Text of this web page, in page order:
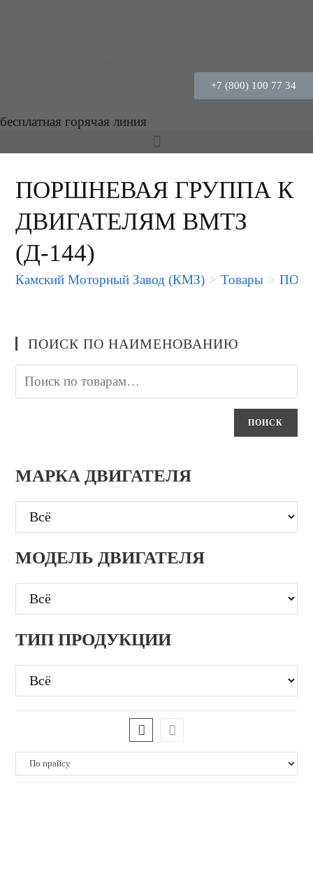
+7 (800) 100 77 34
бесплатная горячая линия
ПОРШНЕВАЯ ГРУППА К
ДВИГАТЕЛЯМ ВМТЗ
(Д-144)
Камский Моторный Завод (КМЗ) > Товары >
ПОИСК ПО НАИМЕНОВАНИЮ
ПОИСК
МАРКА ДВИГАТЕЛЯ
МОДЕЛЬ ДВИГАТЕЛЯ
ТИП ПРОДУКЦИИ